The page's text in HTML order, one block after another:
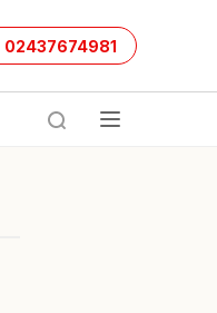
02437674981